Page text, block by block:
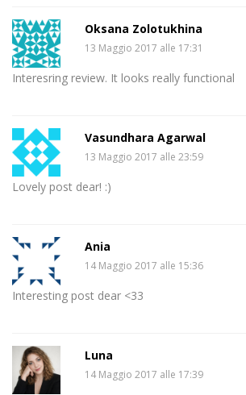
Oksana Zolotukhina
13 Maggio 2017 alle 17:31
Interesring review. It looks really functional
Vasundhara Agarwal
13 Maggio 2017 alle 23:59
Lovely post dear! :)
Ania
14 Maggio 2017 alle 15:36
Interesting post dear <33
Luna
14 Maggio 2017 alle 17:39